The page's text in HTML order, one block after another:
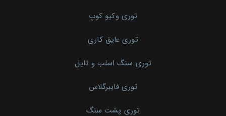
توری وکیو کوپ
توری عایق کاری
توری سنگ اسلب و تایل
توری فایبرگلاس
توری پشت سنگ